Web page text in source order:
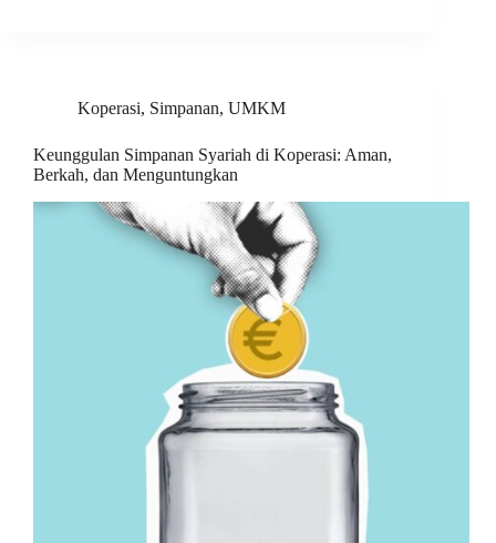
Koperasi, Simpanan, UMKM
Keunggulan Simpanan Syariah di Koperasi: Aman,
Berkah, dan Menguntungkan